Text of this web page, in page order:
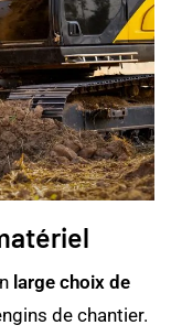
large choix de
de chantier.